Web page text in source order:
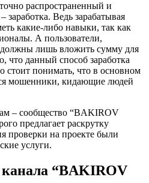
распространенный и
Ведь зарабатывая
какие-либо навыки, так как
А пользователи,
лишь вложить сумму для
что данный способ заработка
понимать, что в основном
мошенники, кидающие людей
– сообщество “BAKIROV
предлагает раскрутку
проверки на проекте были
услуги.
канала “BAKIROV